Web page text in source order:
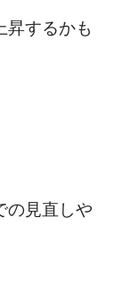
昇するかも
の見直しや